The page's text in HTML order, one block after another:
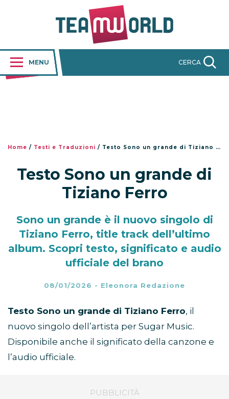
MENU CERCA
Home / Testi e Traduzioni / Testo Sono un grande di Tiziano Ferro
Testo Sono un grande di
Tiziano Ferro
Sono un grande è il nuovo singolo di
Tiziano Ferro, title track dell’ultimo
album. Scopri testo, significato e audio
ufficiale del brano
08/01/2026 - Eleonora Redazione
Testo Sono un grande di Tiziano Ferro, il
nuovo singolo dell’artista per Sugar Music.
Disponibile anche il significato della canzone e
l’audio ufficiale.